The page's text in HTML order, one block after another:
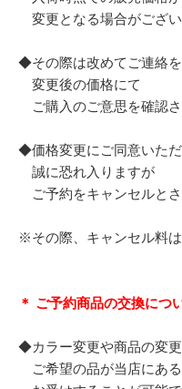
変更となる場合がござい
◆その際は改めてご連絡を
変更後の価格にて
ご購入のご意思を確認さ
◆価格変更にご同意いただ
誠に恐れ入りますが
ご予約をキャンセルとさ
※その際、キャンセル料は
＊ ご予約商品の交換につ
◆カラー変更や商品の変
ご希望の品が当店にあ